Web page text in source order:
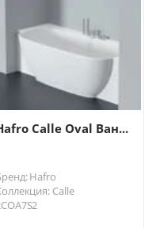
Calle Oval Ван...
Hafro
Calle